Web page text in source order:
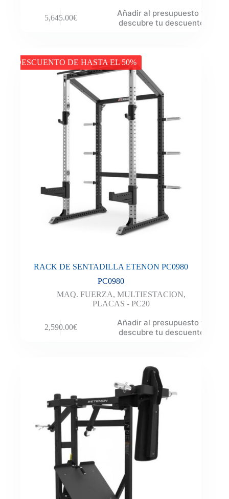
5,645.00€
Añadir al presupuesto y
descubre tu descuento
DESCUENTO DE HASTA EL 50%
RACK DE SENTADILLA ETENON PC0980
PC0980
MAQ. FUERZA,MULTIESTACION,
PLACAS - PC20
2,590.00€
Añadir al presupuesto y
descubre tu descuento